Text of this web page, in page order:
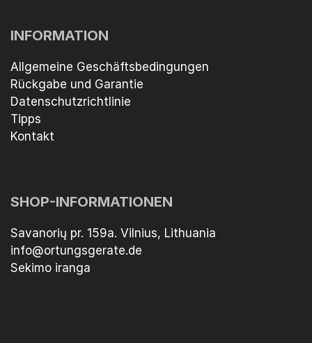
INFORMATION
Allgemeine Geschäftsbedingungen
Rückgabe und Garantie
Datenschutzrichtlinie
Tipps
Kontakt
SHOP-INFORMATIONEN
Savanorių pr. 159a. Vilnius, Lithuania
info@ortungsgerate.de
Sekimo iranga